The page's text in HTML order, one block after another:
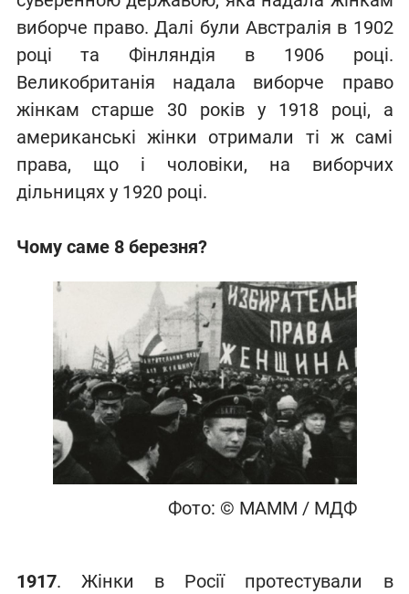
виборче право. Далі були Австралія в 1902
році та Фінляндія в 1906 році.
Великобританія надала виборче право
жінкам старше 30 років у 1918 році, а
американські жінки отримали ті ж самі
права, що і чоловіки, на виборчих
дільницях у 1920 році.
Чому саме 8 березня?
Фото: © МАММ / МДФ
1917. Жінки в Росії протестували в